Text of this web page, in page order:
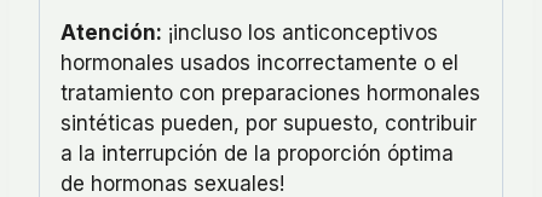
Atención: ¡incluso los anticonceptivos
hormonales usados incorrectamente o el
tratamiento con preparaciones hormonales
sintéticas pueden, por supuesto, contribuir
a la interrupción de la proporción óptima
de hormonas sexuales!